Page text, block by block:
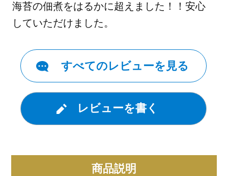
海苔の佃煮をはるかに超えました！！安心
していただけました。
すべてのレビューを見る
レビューを書く
商品説明